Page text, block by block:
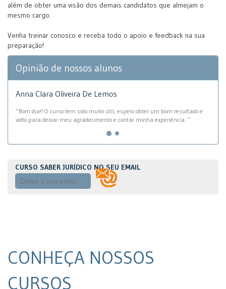
além de obter uma visão dos demais candidatos que almejam o
mesmo cargo.
Venha treinar conosco e receba todo o apoio e feedback na sua
preparação!
Opinião de nossos alunos
Anna Clara Oliveira De Lemos
“Bom dia!! O curso tem sido muito útil, espero obter um bom resultado e
volto para deixar meu agradecimento e contar minha experiência. ”
CURSO SABER JURÍDICO NO SEU EMAIL
CONHEÇA NOSSOS
CURSOS